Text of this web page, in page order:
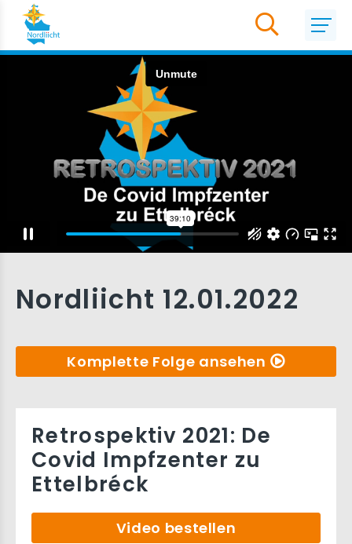
Nordliicht 12.01.2022
Komplette Folge ansehen
Retrospektiv 2021: De
Covid Impfzenter zu
Ettelbréck
Video bestellen